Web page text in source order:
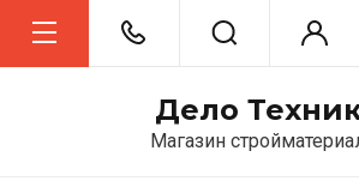
Дело
Магазин